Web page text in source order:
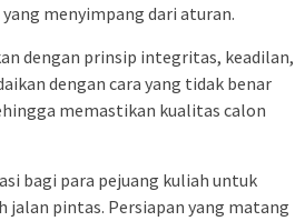
menyimpang dari aturan.
dengan prinsip integritas, keadilan,
dengan cara yang tidak benar
memastikan kualitas calon
bagi para pejuang kuliah untuk
jalan pintas. Persiapan yang matang